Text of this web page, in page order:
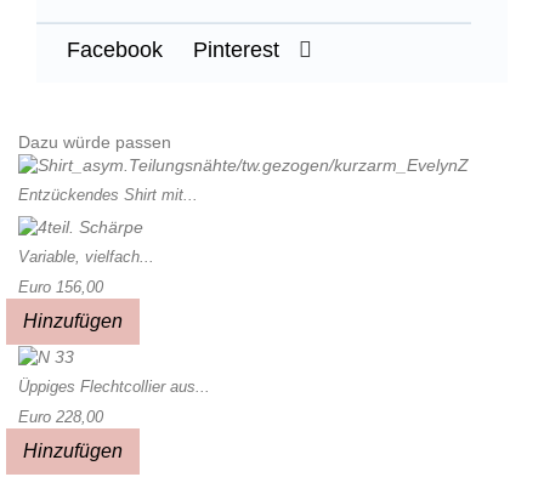
Facebook Pinterest
Dazu würde passen
Entzückendes Shirt mit...
Variable, vielfach...
Euro 156,00
Hinzufügen
Üppiges Flechtcollier aus...
Euro 228,00
Hinzufügen